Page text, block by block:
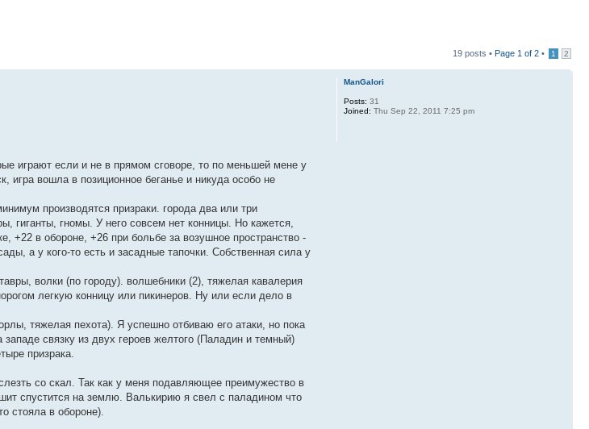
19 posts • Page 1 of 2 • 1 2
играют если и не в прямом сговоре, то по меньшей мене у
игра вошла в позиционное беганье и никуда особо не
производятся призраки. города два или три
гиганты, гномы. У него совсем нет конницы. Но кажется,
+22 в обороне, +26 при больбе за возушное пространство -
а у кого-то есть и засадные тапочки. Собственная сила у
волки (по городу). волшебники (2), тяжелая кавалерия
легкую конницу или пикинеров. Ну или если дело в
тяжелая пехота). Я успешно отбиваю его атаки, но пока
связку из двух героев желтого (Паладин и темный)
призрака.
со скал. Так как у меня подавляющее преимужество в
спустится на землю. Валькирию я свел с паладином что
стояла в обороне).
ManGalori
Posts: 31
Joined: Thu Sep 22, 2011 7:25 pm